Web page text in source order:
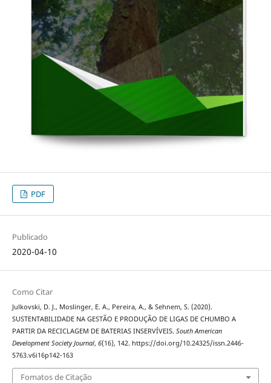
PDF
Publicado
2020-04-10
Como Citar
Julkovski, D. J., Moslinger, E. A., Pereira, A., & Sehnem, S. (2020).
SUSTENTABILIDADE NA GESTÃO E PRODUÇÃO DE LIGAS DE CHUMBO A
PARTIR DA RECICLAGEM DE BATERIAS INSERVÍVEIS. South American
Development Society Journal, 6(16), 142. https://doi.org/10.24325/issn.2446-
5763.v6i16p142-163
Fomatos de Citação